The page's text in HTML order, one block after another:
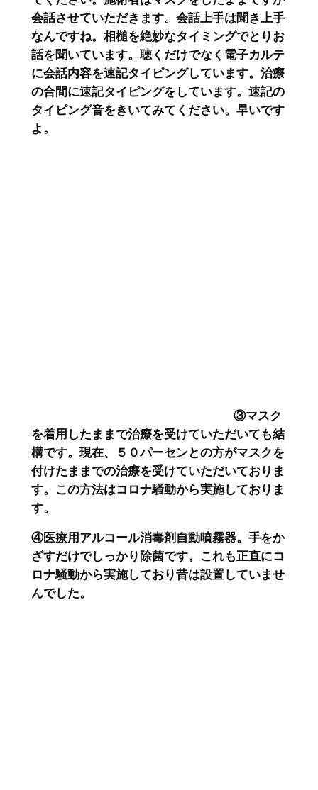
会話させていただきます。会話上手は聞き上手
なんですね。相槌を絶妙なタイミングでとりお
話を聞いています。聴くだけでなく電子カルテ
に会話内容を速記タイピングしています。治療
の合間に速記タイピングをしています。速記の
タイピング音をきいてみてください。早いです
よ。
③マスク
を着用したままで治療を受けていただいても結
構です。現在、５０パーセンとの方がマスクを
付けたままでの治療を受けていただいておりま
す。この方法はコロナ騒動から実施しておりま
す。
④医療用アルコール消毒剤自動噴霧器。手をか
ざすだけでしっかり除菌です。これも正直にコ
ロナ騒動から実施しており昔は設置していませ
んでした。